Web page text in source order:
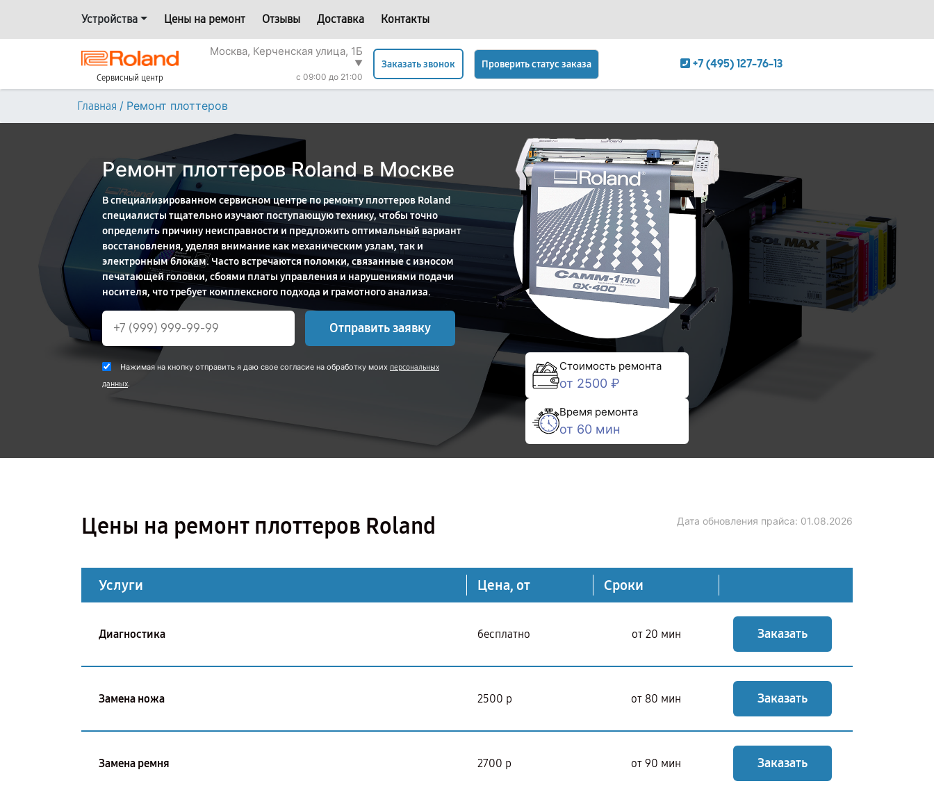
Устройства Цены на ремонт Отзывы Доставка Контакты
Сервисный центр
Москва, Керченская улица, 1Б
▼
c 09:00 до 21:00
Заказать звонок Проверить статус заказа +7 (495) 127-76-13
Главная / Ремонт плоттеров
Ремонт плоттеров Roland в Москве
В специализированном сервисном центре по ремонту плоттеров Roland
специалисты тщательно изучают поступающую технику, чтобы точно
определить причину неисправности и предложить оптимальный вариант
восстановления, уделяя внимание как механическим узлам, так и
электронным блокам. Часто встречаются поломки, связанные с износом
печатающей головки, сбоями платы управления и нарушениями подачи
носителя, что требует комплексного подхода и грамотного анализа.
Отправить заявку
Нажимая на кнопку отправить я даю свое согласие на обработку моих персональных
данных.
Стоимость ремонта
от 2500 ₽
Время ремонта
от 60 мин
Цены на ремонт плоттеров Roland Дата обновления прайса: 01.08.2026
Услуги Цена, от Сроки
Диагностика бесплатно от 20 мин Заказать
Замена ножа 2500 р от 80 мин Заказать
Замена ремня 2700 р от 90 мин Заказать